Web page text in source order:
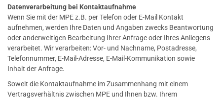
Datenverarbeitung bei Kontaktaufnahme
Wenn Sie mit der MPE z.B. per Telefon oder E-Mail Kontakt
aufnehmen, werden Ihre Daten und Angaben zwecks Beantwortung
oder anderweitigen Bearbeitung Ihrer Anfrage oder Ihres Anliegens
verarbeitet. Wir verarbeiten: Vor- und Nachname, Postadresse,
Telefonnummer, E-Mail-Adresse, E-Mail-Kommunikation sowie
Inhalt der Anfrage.
Soweit die Kontaktaufnahme im Zusammenhang mit einem
Vertragsverhältnis zwischen MPE und Ihnen bzw. Ihrem